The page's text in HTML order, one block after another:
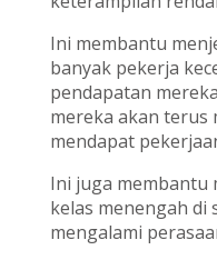
Ini membantu
banyak pekerja
pendapatan
mereka akan terus
mendapat
Ini juga membantu
kelas menengah di
mengalami